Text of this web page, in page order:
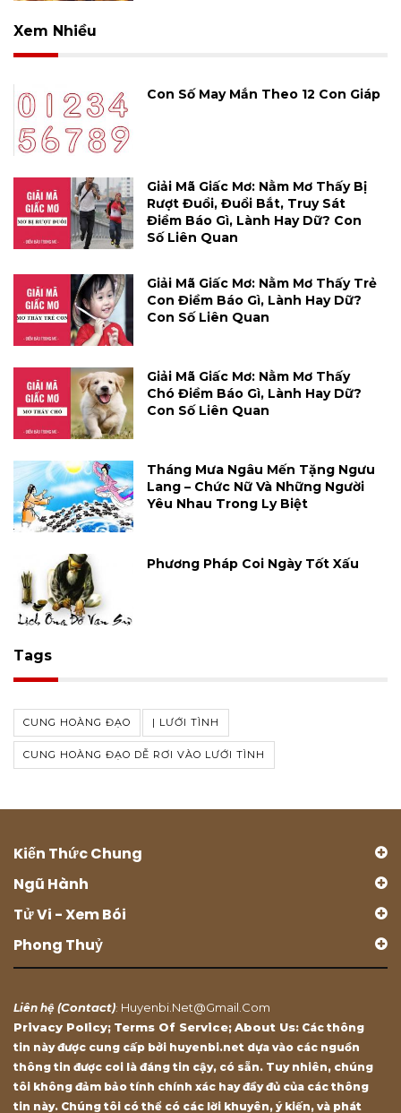
Xem Nhiều
Con Số May Mắn Theo 12 Con Giáp
Giải Mã Giấc Mơ: Nằm Mơ Thấy Bị
Rượt Đuổi, Đuổi Bắt, Truy Sát
Điềm Báo Gì, Lành Hay Dữ? Con
Số Liên Quan
Giải Mã Giấc Mơ: Nằm Mơ Thấy Trẻ
Con Điềm Báo Gì, Lành Hay Dữ?
Con Số Liên Quan
Giải Mã Giấc Mơ: Nằm Mơ Thấy
Chó Điềm Báo Gì, Lành Hay Dữ?
Con Số Liên Quan
Tháng Mưa Ngâu Mến Tặng Ngưu
Lang – Chức Nữ Và Những Người
Yêu Nhau Trong Ly Biệt
Phương Pháp Coi Ngày Tốt Xấu
Tags
CUNG HOÀNG ĐẠO | LƯỚI TÌNH
CUNG HOÀNG ĐẠO DỄ RƠI VÀO LƯỚI TÌNH
Kiến Thức Chung
Ngũ Hành
Tử Vi - Xem Bói
Phong Thuỷ
Liên hệ (Contact): Huyenbi.net@gmail.com
Privacy Policy; Terms Of Service; About Us: Các thông
tin này được cung cấp bởi huyenbi.net dựa vào các nguồn
thông tin được coi là đáng tin cậy, có sẵn. Tuy nhiên, chúng
tôi không đảm bảo tính chính xác hay đầy đủ của các thông
tin này. Chúng tôi có thể có các lời khuyên, ý kiến, và phát